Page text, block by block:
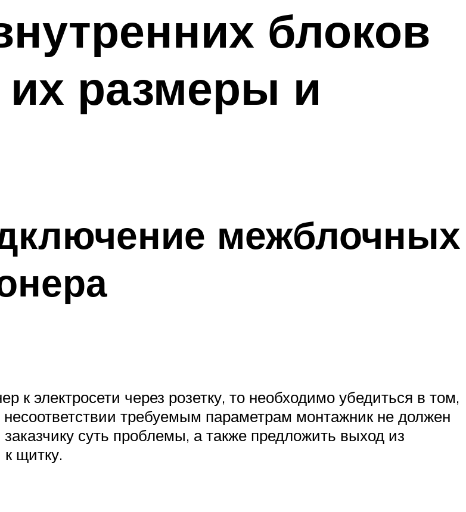
блоков
размеры и
межблочных
к электросети через розетку, то необходимо убедиться в том,
требуемым параметрам монтажник не должен
суть проблемы, а также предложить выход из
щитку.